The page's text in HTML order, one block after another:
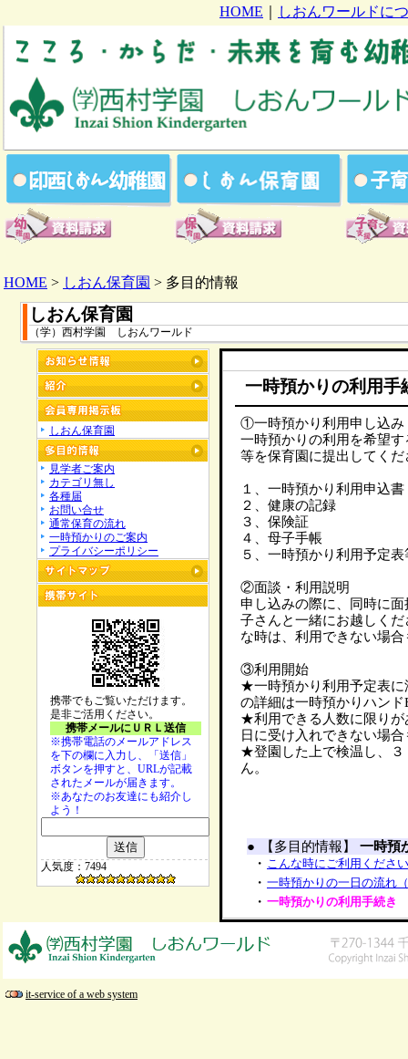
HOME しおんワールドに
HOME > しおん保育園 > 多目的情報
しおん保育園
（学）西村学園 しおんワールド
しおん保育園
見学者ご案内
カテゴリ無し
各種届
お問い合せ
通常保育の流れ
一時預かりのご案内
プライバシーポリシー
携帯でもご覧いただけます。
是非ご活用ください。
携帯メールにＵＲＬ送信
※携帯電話のメールアドレス
を下の欄に入力し、「送信」
ボタンを押すと、URLが記載
されたメールが届きます。
※あなたのお友達にも紹介し
よう！
人気度：7494
一時預かりの利用手
①一時預かり利用申し込み
一時預かりの利用を希望
等を保育園に提出してくだ
１、一時預かり利用申込書
２、健康の記録
３、保険証
４、母子手帳
５、一時預かり利用予定表
②面談・利用説明
申し込みの際に、同時に
子さんと一緒にお越しく
な時は、利用できない場
③利用開始
★一時預かり利用予定表に
の詳細は一時預かりハン
★利用できる人数に限りが
日に受け入れできない場
★登園した上で検温し、
ん。
● 【多目的情報】 一時預
・ こんな時にご利用ください
・ 一時預かりの一日の流れ
・ 一時預かりの利用手続き
it-service of a web system